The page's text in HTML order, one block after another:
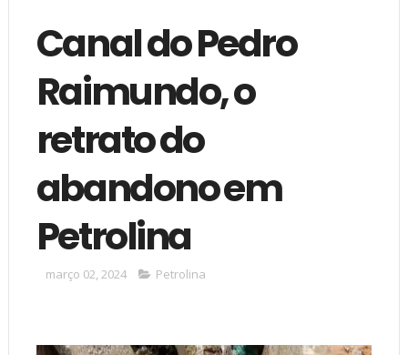
Canal do Pedro
Raimundo, o
retrato do
abandono em
Petrolina
março 02, 2024 Petrolina